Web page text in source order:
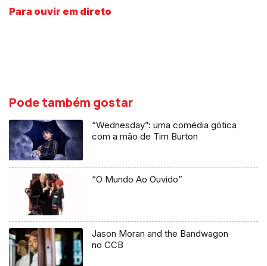
Para ouvir em direto
Pode também gostar
“Wednesday”: uma comédia gótica
com a mão de Tim Burton
“O Mundo Ao Ouvido”
Jason Moran and the Bandwagon
no CCB